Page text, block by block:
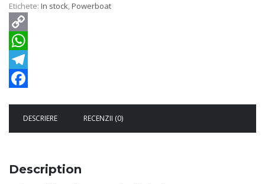
Etichete: In stock,Powerboat
Copy
Link
WhatsApp
Telegram
DESCRIERE RECENZII (0)
Description